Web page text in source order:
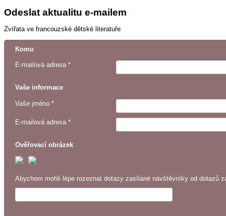
Odeslat aktualitu e-mailem
Zvířata ve francouzské dětské literatuře
Komu
E-mailová adresa *
Vaše informace
Vaše jméno *
E-mailová adresa *
Ověřovací obrázek
Abychom mohli lépe rozeznat dotazy zasílané návštěvníky od dotazů